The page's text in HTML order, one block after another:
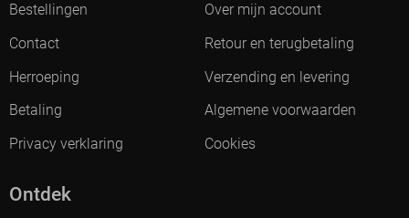
Bestellingen
Over mijn account
Contact
Retour en terugbetaling
Herroeping
Verzending en levering
Betaling
Algemene voorwaarden
Privacy verklaring
Cookies
Ontdek